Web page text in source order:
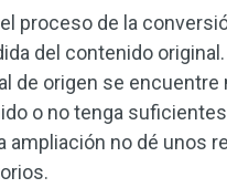
proceso de la
del contenido
de origen se encuentre
o no tenga
ampliación no dé unos